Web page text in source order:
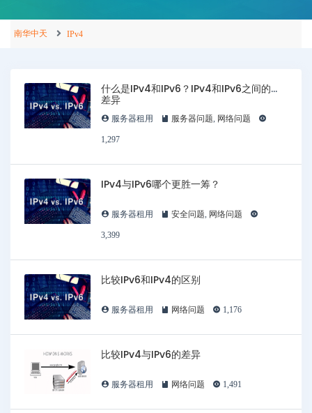
南华中天 IPv4
什么是IPv4和IPv6？IPv4和IPv6之间的
差异
服务器租用 服务器问题, 网络问题
1,297
IPv4与IPv6哪个更胜一筹？
服务器租用 安全问题, 网络问题
3,399
比较IPv6和IPv4的区别
服务器租用 网络问题 1,176
比较IPv4与IPv6的差异
服务器租用 网络问题 1,491